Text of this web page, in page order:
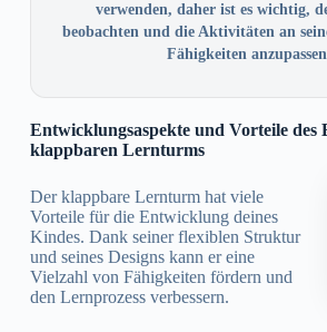
verwenden, daher ist es wichtig,
beobachten und die Aktivitäten an
Fähigkeiten
Entwicklungsaspekte und Vorteile des
klappbaren Lernturms
Der klappbare Lernturm hat viele
Vorteile für die Entwicklung deines
Kindes. Dank seiner flexiblen Struktur
und seines Designs kann er eine
Vielzahl von Fähigkeiten fördern und
den Lernprozess verbessern.